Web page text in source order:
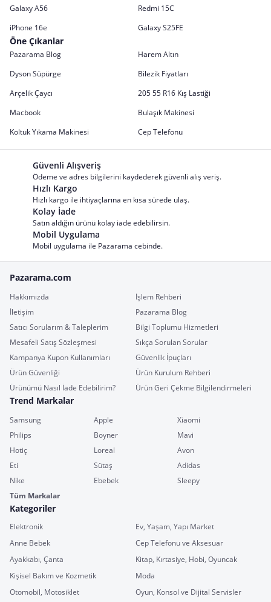
Galaxy A56
Redmi 15C
iPhone 16e
Galaxy S25FE
Öne Çıkanlar
Pazarama Blog
Harem Altın
Dyson Süpürge
Bilezik Fiyatları
Arçelik Çaycı
205 55 R16 Kış Lastiği
Macbook
Bulaşık Makinesi
Koltuk Yıkama Makinesi
Cep Telefonu
Güvenli Alışveriş
Ödeme ve adres bilgilerini kaydederek güvenli alış veriş.
Hızlı Kargo
Hızlı kargo ile ihtiyaçlarına en kısa sürede ulaş.
Kolay İade
Satın aldığın ürünü kolay iade edebilirsin.
Mobil Uygulama
Mobil uygulama ile Pazarama cebinde.
Pazarama.com
Hakkımızda
İşlem Rehberi
İletişim
Pazarama Blog
Satıcı Sorularım & Taleplerim
Bilgi Toplumu Hizmetleri
Mesafeli Satış Sözleşmesi
Sıkça Sorulan Sorular
Kampanya Kupon Kullanımları
Güvenlik İpuçları
Ürün Güvenliği
Ürün Kurulum Rehberi
Ürünümü Nasıl İade Edebilirim?
Ürün Geri Çekme Bilgilendirmeleri
Trend Markalar
Samsung Apple
Xiaomi
Philips
Boyner
Mavi
Hotiç
Loreal
Avon
Eti
Sütaş
Adidas
Nike
Ebebek
Sleepy
Tüm Markalar
Kategoriler
Elektronik
Ev, Yaşam, Yapı Market
Anne Bebek
Cep Telefonu ve Aksesuar
Ayakkabı, Çanta
Kitap, Kırtasiye, Hobi, Oyuncak
Kişisel Bakım ve Kozmetik
Moda
Otomobil, Motosiklet
Oyun, Konsol ve Dijital Servisler